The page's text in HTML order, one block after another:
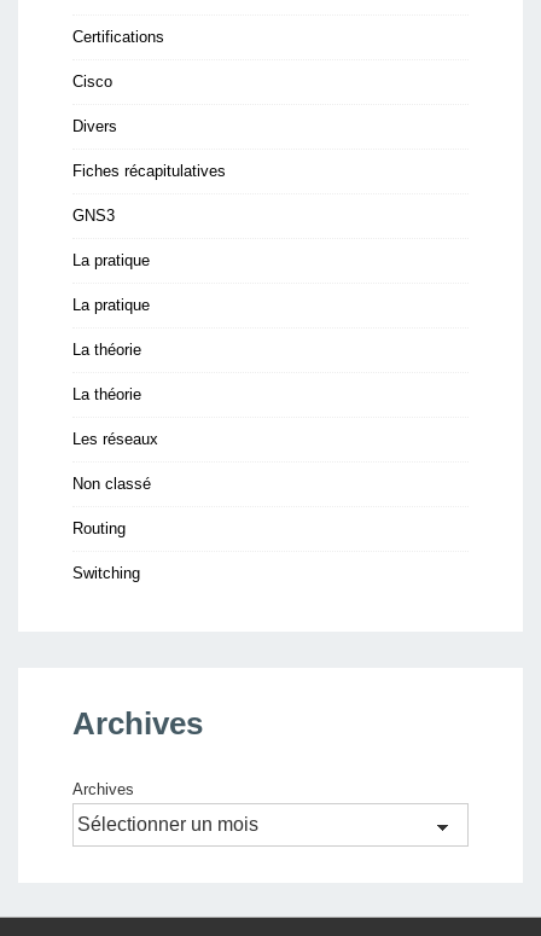
Certifications
Cisco
Divers
Fiches récapitulatives
GNS3
La pratique
La pratique
La théorie
La théorie
Les réseaux
Non classé
Routing
Switching
Archives
Archives